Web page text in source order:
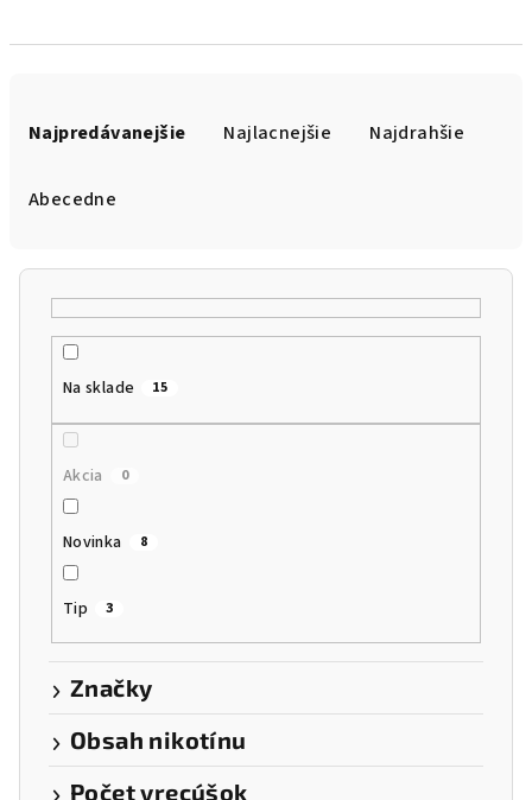
Najpredávanejšie Najlacnejšie Najdrahšie
Abecedne
Na sklade 15
Akcia 0
Novinka 8
Tip 3
Značky
Obsah nikotínu
Počet vrecúšok